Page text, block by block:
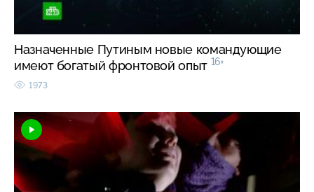
Назначенные Путиным новые командующие
имеют богатый фронтовой опыт 16+
1973